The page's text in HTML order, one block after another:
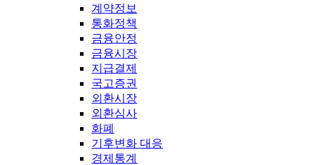
계약정보
통화정책
금융안정
금융시장
지급결제
국고증권
외환시장
외환심사
화폐
기후변화 대응
경제통계